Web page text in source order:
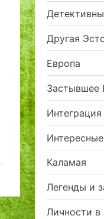
Другая
Европа
Застывшее
Каламая
Легенды и
Личности в